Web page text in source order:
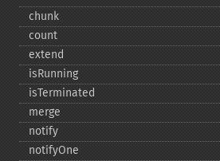
chunk
count
extend
isRunning
isTerminated
merge
notify
notifyOne